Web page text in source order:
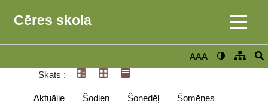
Cēres skola
AAA
Skats :
Aktuālie Šodien Šonedēļ
Šomēnes